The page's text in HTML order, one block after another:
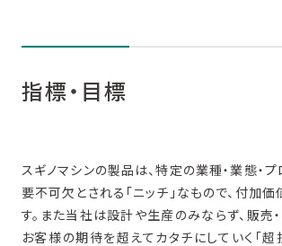
指標・目標
スギノマシンの製品は、特定の業種・業態・
要不可欠とされる「ニッチ」なもので、付加
す。また当社は設計や生産のみならず、販売
お客様の期待を超えてカタチにしていく「超